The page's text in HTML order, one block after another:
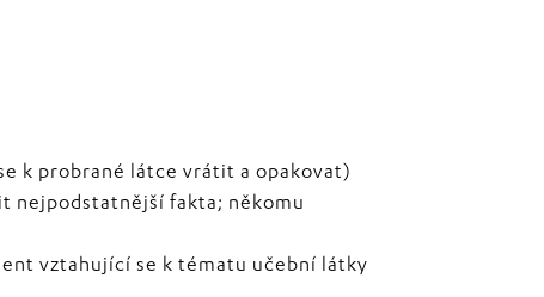
k probrané látce vrátit a opakovat)
nejpodstatnější fakta; někomu
vztahující se k tématu učební látky